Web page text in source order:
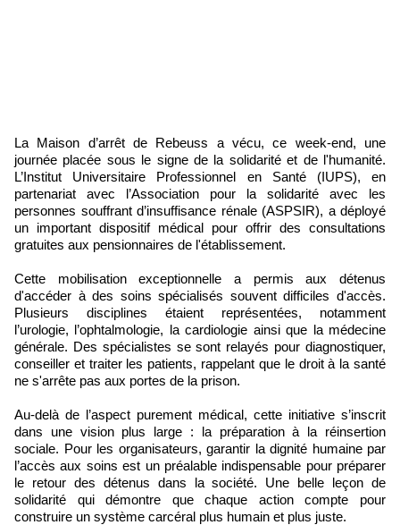
La Maison d’arrêt de Rebeuss a vécu, ce week-end, une
journée placée sous le signe de la solidarité et de l'humanité.
L’Institut Universitaire Professionnel en Santé (IUPS), en
partenariat avec l’Association pour la solidarité avec les
personnes souffrant d’insuffisance rénale (ASPSIR), a déployé
un important dispositif médical pour offrir des consultations
gratuites aux pensionnaires de l'établissement.
Cette mobilisation exceptionnelle a permis aux détenus
d'accéder à des soins spécialisés souvent difficiles d'accès.
Plusieurs disciplines étaient représentées, notamment
l’urologie, l’ophtalmologie, la cardiologie ainsi que la médecine
générale. Des spécialistes se sont relayés pour diagnostiquer,
conseiller et traiter les patients, rappelant que le droit à la santé
ne s'arrête pas aux portes de la prison.
Au-delà de l’aspect purement médical, cette initiative s’inscrit
dans une vision plus large : la préparation à la réinsertion
sociale. Pour les organisateurs, garantir la dignité humaine par
l’accès aux soins est un préalable indispensable pour préparer
le retour des détenus dans la société. Une belle leçon de
solidarité qui démontre que chaque action compte pour
construire un système carcéral plus humain et plus juste.